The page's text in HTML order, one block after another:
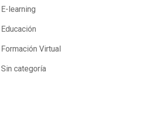
E-learning
Educación
Formación Virtual
Sin categoría